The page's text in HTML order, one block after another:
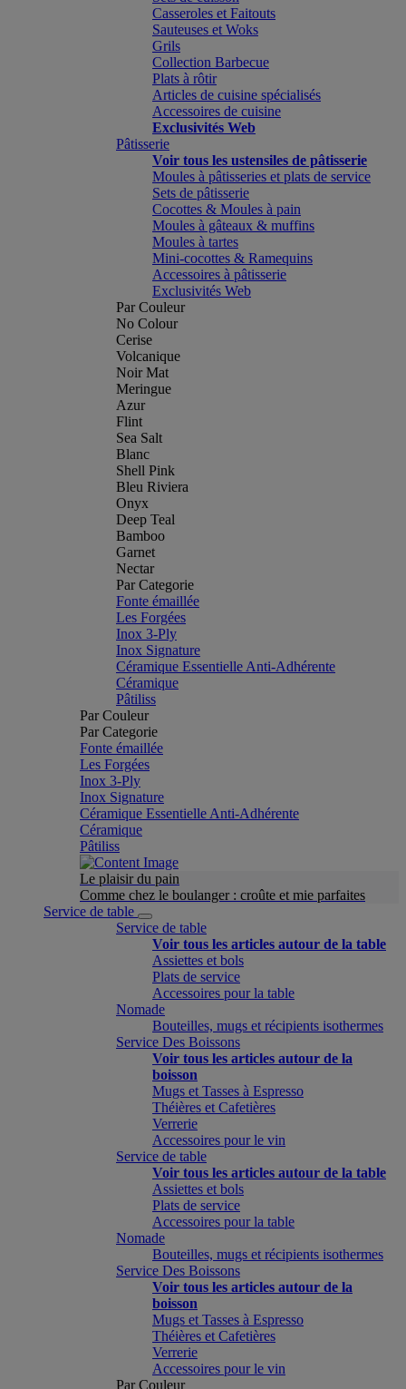
Casseroles et Faitouts
Sauteuses et Woks
Grils
Collection Barbecue
Plats à rôtir
Articles de cuisine spécialisés
Accessoires de cuisine
Exclusivités Web
Pâtisserie
Voir tous les ustensiles de pâtisserie
Moules à pâtisseries et plats de service
Sets de pâtisserie
Cocottes & Moules à pain
Moules à gâteaux & muffins
Moules à tartes
Mini-cocottes & Ramequins
Accessoires à pâtisserie
Exclusivités Web
Par Couleur
No Colour
Cerise
Volcanique
Noir Mat
Meringue
Azur
Flint
Sea Salt
Blanc
Shell Pink
Bleu Riviera
Onyx
Deep Teal
Bamboo
Garnet
Nectar
Par Categorie
Fonte émaillée
Les Forgées
Inox 3-Ply
Inox Signature
Céramique Essentielle Anti-Adhérente
Céramique
Pâtiliss
Par Couleur
Par Categorie
Fonte émaillée
Les Forgées
Inox 3-Ply
Inox Signature
Céramique Essentielle Anti-Adhérente
Céramique
Pâtiliss
Le plaisir du pain
Comme chez le boulanger : croûte et mie parfaites
Service de table
Service de table
Voir tous les articles autour de la table
Assiettes et bols
Plats de service
Accessoires pour la table
Nomade
Bouteilles, mugs et récipients isothermes
Service Des Boissons
Voir tous les articles autour de la
boisson
Mugs et Tasses à Espresso
Théières et Cafetières
Verrerie
Accessoires pour le vin
Service de table
Voir tous les articles autour de la table
Assiettes et bols
Plats de service
Accessoires pour la table
Nomade
Bouteilles, mugs et récipients isothermes
Service Des Boissons
Voir tous les articles autour de la
boisson
Mugs et Tasses à Espresso
Théières et Cafetières
Verrerie
Accessoires pour le vin
Par Couleur